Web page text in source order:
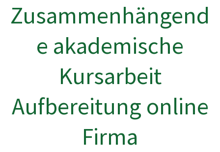
Zusammenhängend
e akademische
Kursarbeit
Aufbereitung online
Firma